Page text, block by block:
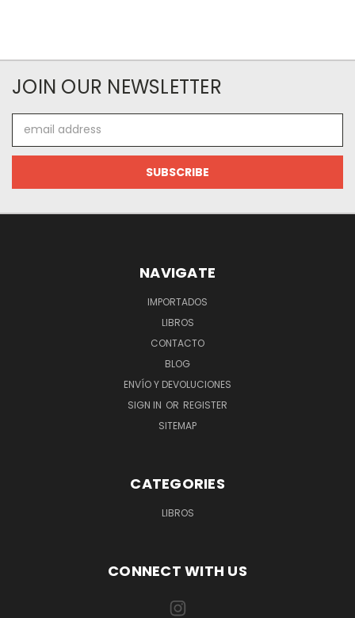
JOIN OUR NEWSLETTER
Address
NAVIGATE
IMPORTADOS
LIBROS
CONTACTO
BLOG
ENVÍO Y DEVOLUCIONES
SIGN IN OR REGISTER
SITEMAP
CATEGORIES
LIBROS
CONNECT WITH US